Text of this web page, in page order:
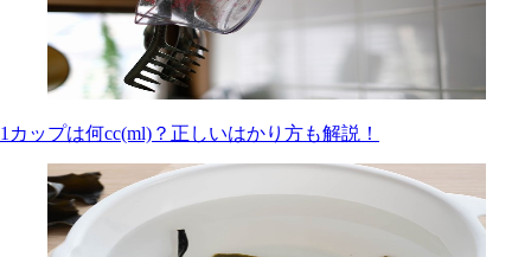
1カップは何cc(ml)？正しいはかり方も解説！